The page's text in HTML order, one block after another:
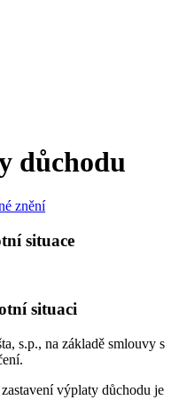
důchodu
znění
situace
situaci
s.p., na základě smlouvy s
výplaty důchodu je